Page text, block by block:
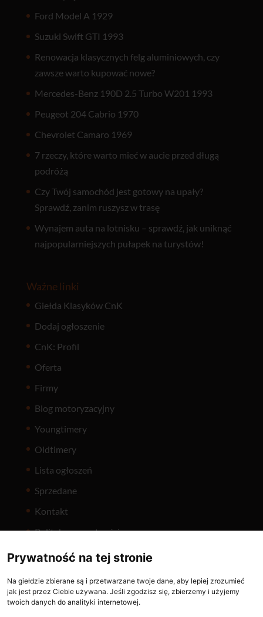
Ford Model A 1929
Suzuki Swift GTI 1993
Renowacja klasycznych felg aluminiowych, czy
zawsze warto kupować nowe?
Mercedes-Benz 190D 2.5 Turbo W201 1993
Peugeot 204 Cabrio 1970
Chevrolet Camaro 1969
7 rzeczy, które warto mieć w aucie przed długą
podróżą
Czy Twój samochód jest gotowy na upały?
Sprawdź, zanim ruszysz w trasę
Wynajem auta na lotnisku – sprawdź, jak uniknąć
najpopularniejszych pułapek na turystów!
Ważne linki
Giełda Klasyków CnK
Dodaj ogłoszenie
CnK: Profil
Oferta
Firmy
Blog motoryzacyjny
Youngtimery
Oldtimery
Lista ogłoszeń
Sprzedane
Kontakt
Polityka prywatności
Prywatność na tej stronie
Na giełdzie zbierane są i przetwarzane twoje dane, aby lepiej zrozumieć
jak jest przez Ciebie używana. Jeśli zgodzisz się, zbierzemy i użyjemy
twoich danych do analityki internetowej.